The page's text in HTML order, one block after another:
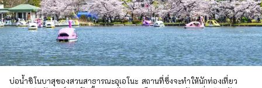
บ่อน้ำชิโนบาสุของสวนสาธารณะอุเอโนะ  สถานที่ซึ่งจะทำให้นักท่องเที่ยว